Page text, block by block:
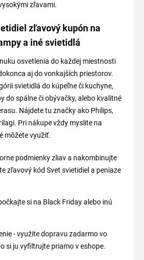
zľavami.
zľavový kupón na
a iné svietidlá
osvetlenia do každej miestnosti
aj do vonkajších priestorov.
svietidlá do kúpeľne či kuchyne,
do spálne či obývačky, alebo kvalitné
Nájdete tu značky ako Philips,
Pri nákupe vždy myslite na
môžete využiť.
podmienky zliav a nakombinujte
zľavový kód Svet svietidiel a peniaze
si na Black Friday alebo inú
- využite dopravu zadarmo vo
si ju vyfiltrujte priamo v eshope.